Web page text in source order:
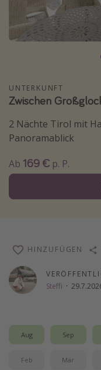
Gozo Urlaub
Normandie Urlaub
Goa Urlaub
Krabi Urlaub
Tulum Urlaub
Sri Lanka Rundreise
Japan Rundreise
Disneyland Paris
Roadtrips
Wochenendtrip
Strandurlaub
Gruppenreisen
Hotels in Hamburg
UNTERKUNFT
Zwischen
2 Nächte Tirol mit
Panoramablick
Ab 169 € p. P.
Steffi ·
HINZUFÜGEN
Aug Sep
Feb Mär